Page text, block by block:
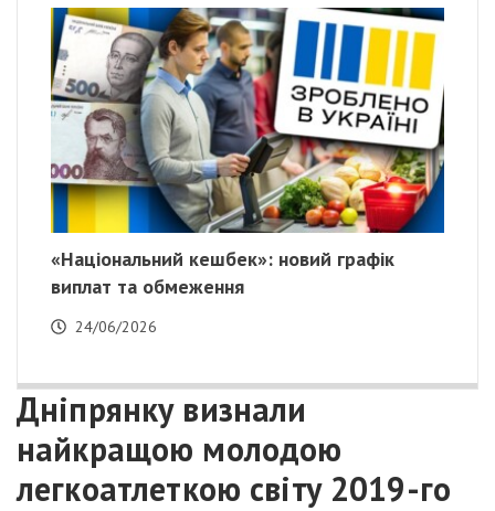
«Національний кешбек»: новий графік
виплат та обмеження
24/06/2026
Дніпрянку визнали
найкращою молодою
легкоатлеткою світу 2019-го